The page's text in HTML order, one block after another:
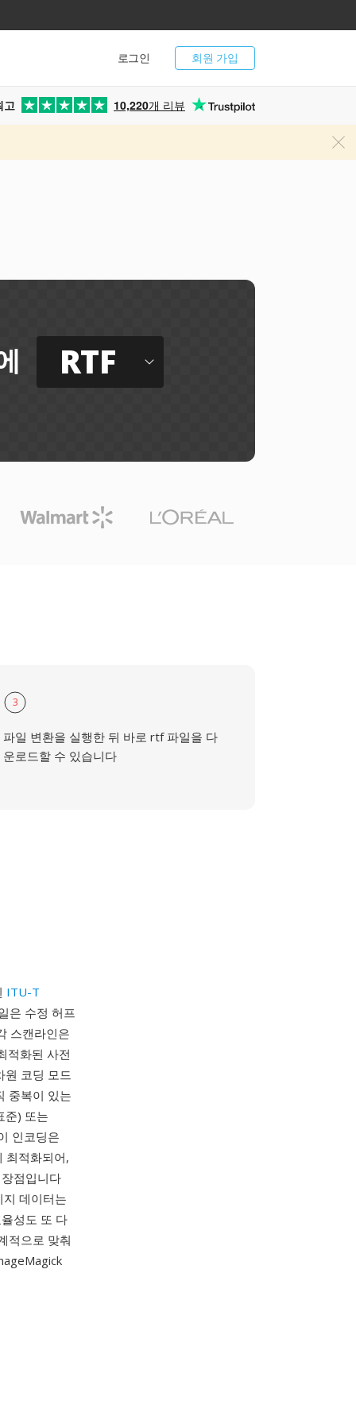
회원 가입
로그인
고 10,220개 리뷰
RTF
3
파일 변환을 실행한 뒤 바로 rtf 파일을 다
운로드할 수 있습니다
ITU-T
은 수정 허프
스캔라인은
적화된 사전
원 코딩 모드
중복이 있는
준) 또는
인코딩은
최적화되어,
점입니다
데이터는
성도 또 다
적으로 맞춰